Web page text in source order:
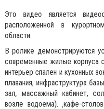
Это видео является
расположенной в
области.
В ролике демонстрируются
современные жилые корпуса
интерьер спален и кухонных
плавания, инфраструктура
зал, массажный кабинет,
возле водоема). ,кафе-